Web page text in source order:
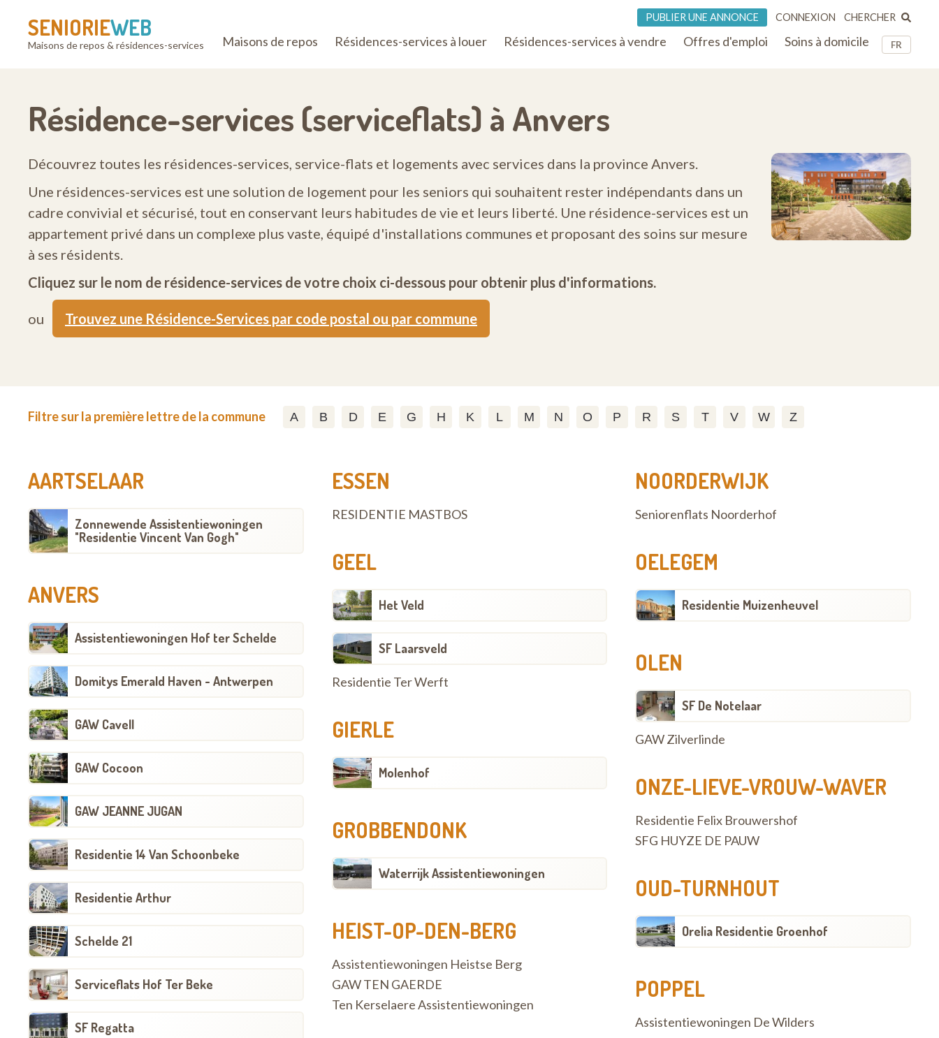
SENIORIEWEB
Maisons de repos & résidences-services FR
Maisons de repos Résidences-services à louer Résidences-services à vendre Offres d'emploi Soins à domicile
PUBLIER UNE ANNONCE CONNEXION CHERCHER
Résidence-services (serviceflats) à Anvers
Découvrez toutes les résidences-services, service-flats et logements avec services dans la province Anvers.
Une résidences-services est une solution de logement pour les seniors qui souhaitent rester indépendants dans un
cadre convivial et sécurisé, tout en conservant leurs habitudes de vie et leurs liberté. Une résidence-services est un
appartement privé dans un complexe plus vaste, équipé d'installations communes et proposant des soins sur mesure
à ses résidents.
Cliquez sur le nom de résidence-services de votre choix ci-dessous pour obtenir plus d'informations.
ou Trouvez une Résidence-Services par code postal ou par commune
Filtre sur la première lettre de la commune A B D E G H K L M N O P R S T V W Z
AARTSELAAR
Zonnewende Assistentiewoningen
"Residentie Vincent Van Gogh"
ANVERS
Assistentiewoningen Hof ter Schelde
Domitys Emerald Haven - Antwerpen
GAW Cavell
GAW Cocoon
GAW JEANNE JUGAN
Residentie 14 Van Schoonbeke
Residentie Arthur
Schelde 21
Serviceflats Hof Ter Beke
SF Regatta
ESSEN
RESIDENTIE MASTBOS
GEEL
Het Veld
SF Laarsveld
Residentie Ter Werft
GIERLE
Molenhof
GROBBENDONK
Waterrijk Assistentiewoningen
HEIST-OP-DEN-BERG
Assistentiewoningen Heistse Berg
GAW TEN GAERDE
Ten Kerselaere Assistentiewoningen
NOORDERWIJK
Seniorenflats Noorderhof
OELEGEM
Residentie Muizenheuvel
OLEN
SF De Notelaar
GAW Zilverlinde
ONZE-LIEVE-VROUW-WAVER
Residentie Felix Brouwershof
SFG HUYZE DE PAUW
OUD-TURNHOUT
Orelia Residentie Groenhof
POPPEL
Assistentiewoningen De Wilders